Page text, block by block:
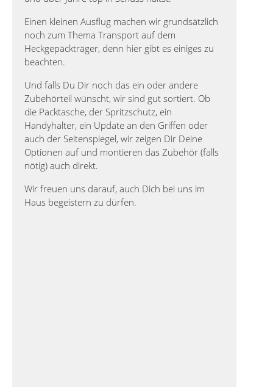
Einen kleinen Ausflug machen wir grundsätzlich
noch zum Thema Transport auf dem
Heckgepäckträger, denn hier gibt es einiges zu
beachten.
Und falls Du Dir noch das ein oder andere
Zubehörteil wünscht, wir sind gut sortiert. Ob
die Packtasche, der Spritzschutz, ein
Handyhalter, ein Update an den Griffen oder
auch der Seitenspiegel, wir zeigen Dir Deine
Optionen auf und montieren das Zubehör (falls
nötig) auch direkt.
Wir freuen uns darauf, auch Dich bei uns im
Haus begeistern zu dürfen.